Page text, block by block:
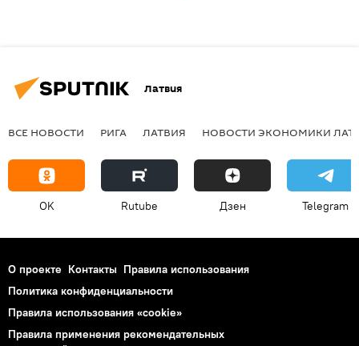
Латвия
ВСЕ НОВОСТИ РИГА ЛАТВИЯ НОВОСТИ ЭКОНОМИКИ
OK Rutube Дзен Telegram
О проекте Контакты Правила использования
Политика конфиденциальности
Правила использования «cookie»
Правила применения рекомендательных